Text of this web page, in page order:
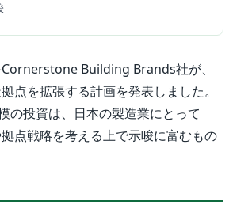
Building Brands社が、
点を拡張する計画を発表しました。
の投資は、日本の製造業にとって
点戦略を考える上で示唆に富むもの